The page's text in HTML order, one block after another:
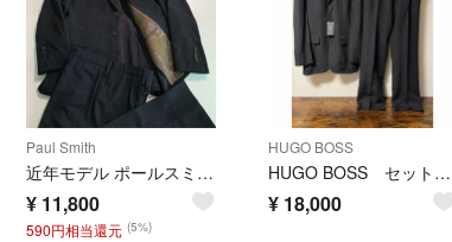
Paul Smith
近年モデル ポールスミス 裏地ボタニカル柄 総柄 スーツ セットアップ 2B Mサイズ ウール100% チャコールグレー 日本製
¥ 11,800
590円相当還元 (5%)
HUGO BOSS
HUGO BOSS セットアップ 夏用 スーツ ブラック
¥ 18,000